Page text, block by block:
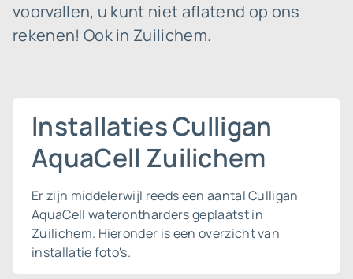
voorvallen, u kunt niet aflatend op ons
rekenen! Ook in Zuilichem.
Installaties Culligan
AquaCell Zuilichem
Er zijn middelerwijl reeds een aantal Culligan
AquaCell waterontharders geplaatst in
Zuilichem. Hieronder is een overzicht van
installatie foto's.